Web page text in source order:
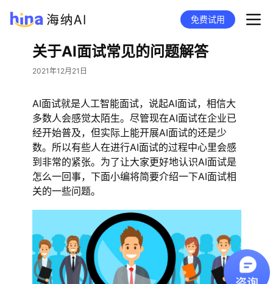
免费试用
关于AI面试常见的问题解答
2021年12月21日
AI面试就是人工智能面试，说起AI面试，相信大
多数人会感觉太陌生。尽管现在AI面试在企业已
经开始普及，但实际上能开展AI面试的还是少
数。所以有些人在进行AI面试的过程中心里会感
到非常的紧张。为了让大家更好地认识AI面试是
怎么一回事，下面小编将简要介绍一下AI面试相
关的一些问题。